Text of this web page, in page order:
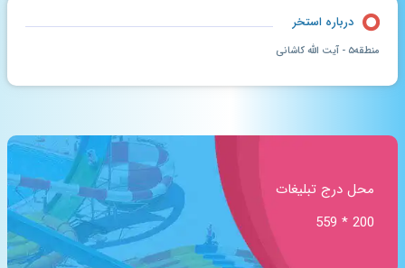
درباره استخر
منطقه۵ - آیت الله کاشانی
محل درج تبلیغات
200 * 559